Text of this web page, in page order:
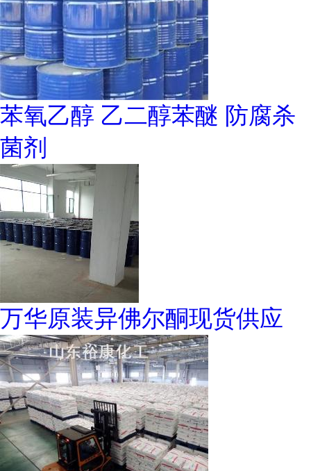
苯氧乙醇 乙二醇苯醚 防腐杀
菌剂
万华原装异佛尔酮现货供应